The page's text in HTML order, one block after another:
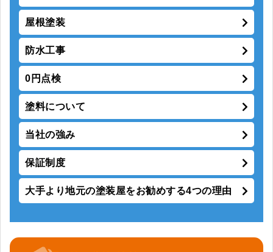
屋根塗装
防水工事
0円点検
塗料について
当社の強み
保証制度
大手より地元の塗装屋をお勧めする4つの理由